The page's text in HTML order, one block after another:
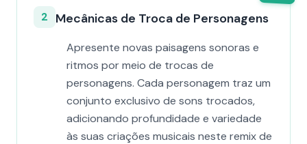
2 Mecânicas de Troca de Personagens
Apresente novas paisagens sonoras e
ritmos por meio de trocas de
personagens. Cada personagem traz um
conjunto exclusivo de sons trocados,
adicionando profundidade e variedade
às suas criações musicais neste remix de